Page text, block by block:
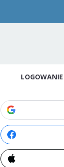
LOGOWANIE